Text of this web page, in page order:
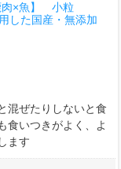
肉×魚】 小粒
した国産・無添加
混ぜたりしないと食
食いつきがよく、よ
ます